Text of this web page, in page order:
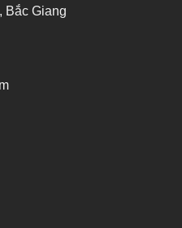
Bắc Giang